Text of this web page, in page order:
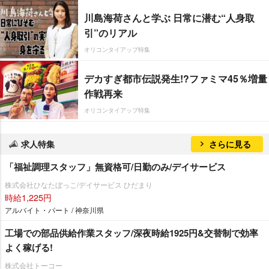
川島海荷さんと学ぶ 日常に潜む“人身取
引”のリアル
オリコンタイアップ特集
デカすぎ都市伝説発生!?ファミマ45％増量
作戦再来
オリコンタイアップ特集
求人特集 さらに見る
「福祉調理スタッフ」無資格可/日勤のみ/デイサービス
株式会社ひなたぼっこ/デイサービス ひだまり
時給1,225円
アルバイト・パート / 神奈川県
工場での部品供給作業スタッフ/深夜時給1925円&交替制で効率
よく稼げる!
株式会社トーコー